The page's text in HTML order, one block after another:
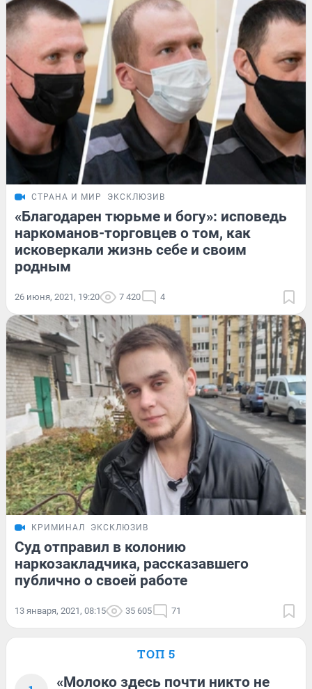
СТРАНА И МИР ЭКСКЛЮЗИВ
«Благодарен тюрьме и богу»: исповедь
наркоманов-торговцев о том, как
исковеркали жизнь себе и своим
родным
26 июня, 2021, 19:20 7 420 4
КРИМИНАЛ ЭКСКЛЮЗИВ
Суд отправил в колонию
наркозакладчика, рассказавшего
публично о своей работе
13 января, 2021, 08:15 35 605 71
ТОП 5
«Молоко здесь почти никто не